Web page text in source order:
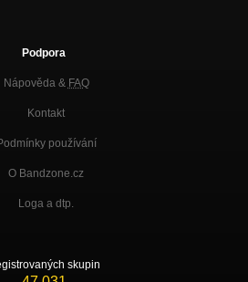
Podpora
Nápověda & FAQ
Kontakt
používání
O Bandzone.cz
Loga a dtp.
skupin